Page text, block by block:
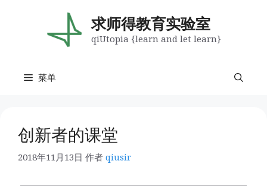
求师得教育实验室
qiUtopia {learn and let learn}
菜单
创新者的课堂
2018年11月13日 作者 qiusir